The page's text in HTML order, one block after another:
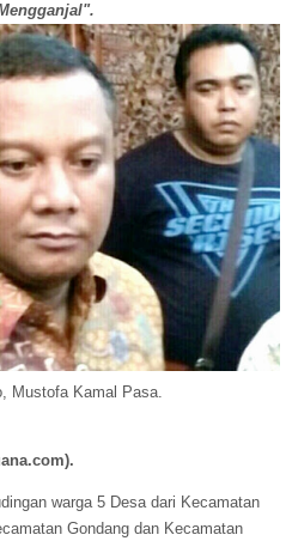
Mustofa Kamal Pasa.
warga 5 Desa dari Kecamatan
Gondang dan Kecamatan